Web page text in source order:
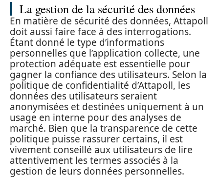
La gestion de la sécurité des données
En matière de sécurité des données, Attapoll
doit aussi faire face à des interrogations.
Étant donné le type d’informations
personnelles que l’application collecte, une
protection adéquate est essentielle pour
gagner la confiance des utilisateurs. Selon la
politique de confidentialité d’Attapoll, les
données des utilisateurs seraient
anonymisées et destinées uniquement à un
usage en interne pour des analyses de
marché. Bien que la transparence de cette
politique puisse rassurer certains, il est
vivement conseillé aux utilisateurs de lire
attentivement les termes associés à la
gestion de leurs données personnelles.